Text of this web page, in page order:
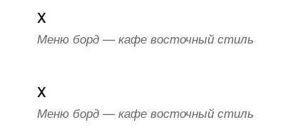
x
Меню борд — кафе восточный стиль
x
Меню борд — кафе восточный стиль